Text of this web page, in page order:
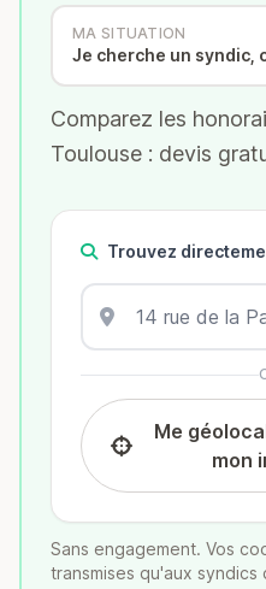
MA SITUATION
Je cherche un syndic,
Comparez les
Toulouse : devis
Trouvez
Me
mon
Sans engagement. Vos
transmises qu'aux